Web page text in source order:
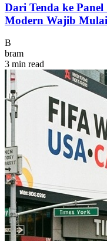
Dari Tenda ke
Modern Wajib
B
bram
3 min read